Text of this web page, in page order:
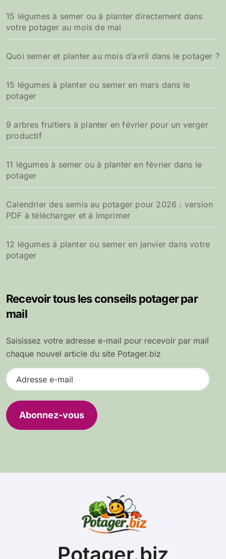
15 légumes à semer ou à planter directement dans
votre potager au mois de mai
Quoi semer et planter au mois d’avril dans le potager ?
15 légumes à planter ou semer en mars dans le
potager
9 arbres fruitiers à planter en février pour un verger
productif
11 légumes à semer ou à planter en février dans le
potager
Calendrier des semis au potager pour 2026 : version
PDF à télécharger et à imprimer
12 légumes à planter ou semer en janvier dans votre
potager
Recevoir tous les conseils potager par
mail
Saisissez votre adresse e-mail pour recevoir par mail
chaque nouvel article du site Potager.biz
A
d
e
s
Abonnez-vous